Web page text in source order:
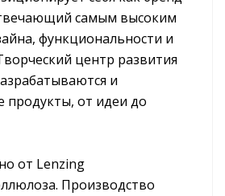
самым высоким
функциональности и
центр развития
и
продукты, от идеи до
от Lenzing
Производство